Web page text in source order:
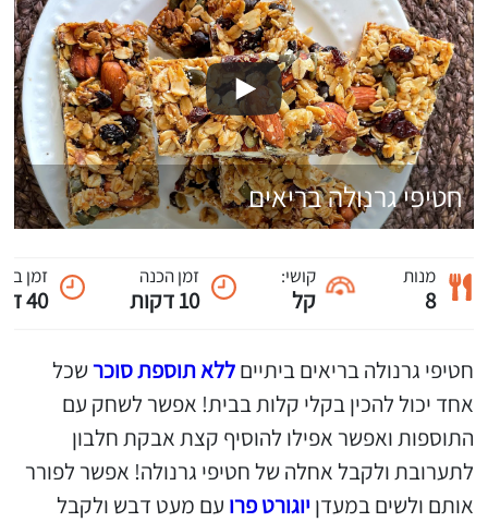
חטיפי גרנולה בריאים
מנות
8
קושי:
קל
זמן הכנה
10 דקות
זמן
40 דקות
חטיפי גרנולה בריאים ביתייםללא תוספת סוכרשכל
אחד יכול להכין בקלי קלות בבית! אפשר לשחק עם
התוספות ואפשר אפילו להוסיף קצת אבקת חלבון
לתערובת ולקבל אחלה של חטיפי גרנולה! אפשר לפורר
אותם ולשים במעדןיוגורט פרו עם מעט דבש ולקבל